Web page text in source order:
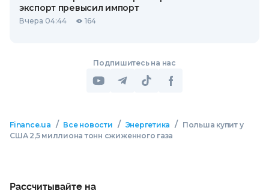
экспорт превысил импорт
Вчера 04:44 164
Подпишитесь на нас
Finance.ua / Все новости / Энергетика /
Польша купит у
США 2,5 миллиона тонн сжиженного газа
Рассчитывайте на